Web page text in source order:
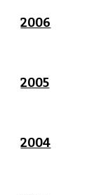
2006
2005
2004